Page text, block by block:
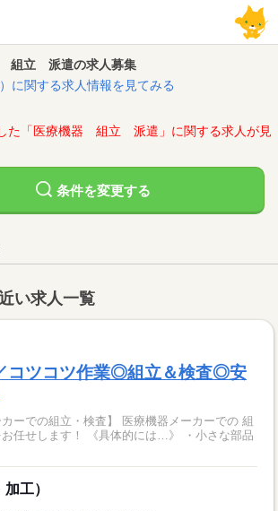
組立 派遣の求人募集
に関する求人情報を見てみる
た「医療機器 組立 派遣」に関する求人が見
条件を変更する
い求人一覧
コツコツ作業◎組立＆検査◎安
・検査】 医療機器メーカーでの 組
体的には…》 ・小さな部品
工）